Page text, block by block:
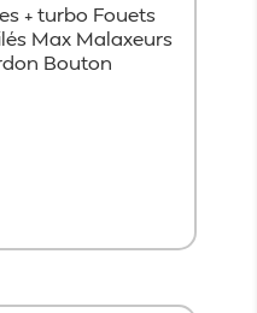
+ turbo Fouets
Max Malaxeurs
Bouton